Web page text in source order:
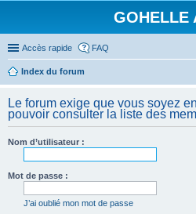
GOHELLE
Accès rapide FAQ
Index du forum
Le forum exige que vous soyez
pouvoir consulter la liste des
Nom d’utilisateur :
Mot de passe :
J’ai oublié mon mot de passe